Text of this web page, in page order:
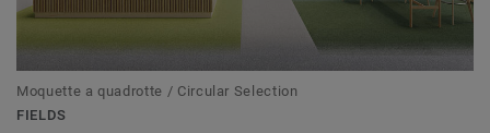
Moquette a quadrotte / Circular Selection
FIELDS